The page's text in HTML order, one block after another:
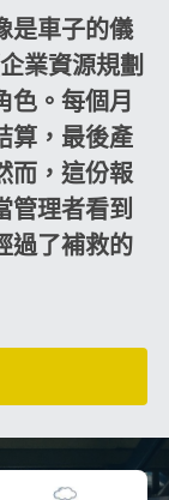
是車子的儀
業資源規劃
色。每個月
算，最後產
而，這份報
管理者看到
過了補救的